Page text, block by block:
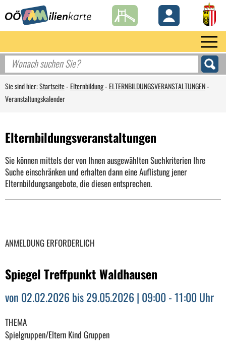
Sie sind hier:Startseite-Elternbildung-ELTERNBILDUNGSVERANSTALTUNGEN-
Veranstaltungskalender
Elternbildungsveranstaltungen
Sie können mittels der von Ihnen ausgewählten Suchkriterien Ihre
Suche einschränken und erhalten dann eine Auflistung jener
Elternbildungsangebote, die diesen entsprechen.
ANMELDUNG ERFORDERLICH
Spiegel Treffpunkt Waldhausen
von 02.02.2026 bis 29.05.2026 | 09:00 - 11:00 Uhr
THEMA
Spielgruppen/Eltern Kind Gruppen